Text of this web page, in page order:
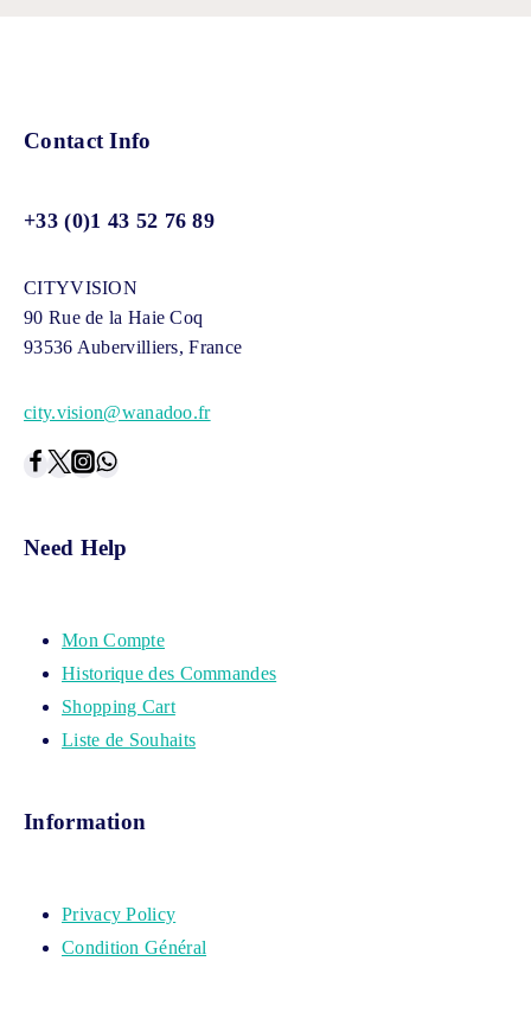
Contact Info
+33 (0)1 43 52 76 89
CITYVISION
90 Rue de la Haie Coq
93536 Aubervilliers, France
city.vision@wanadoo.fr
Need Help
Mon Compte
Historique des Commandes
Shopping Cart
Liste de Souhaits
Information
Privacy Policy
Condition Général